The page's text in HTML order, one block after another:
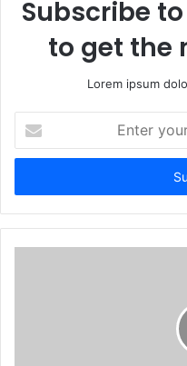
Subscribe
to get the
Lorem ipsum
t
r
y